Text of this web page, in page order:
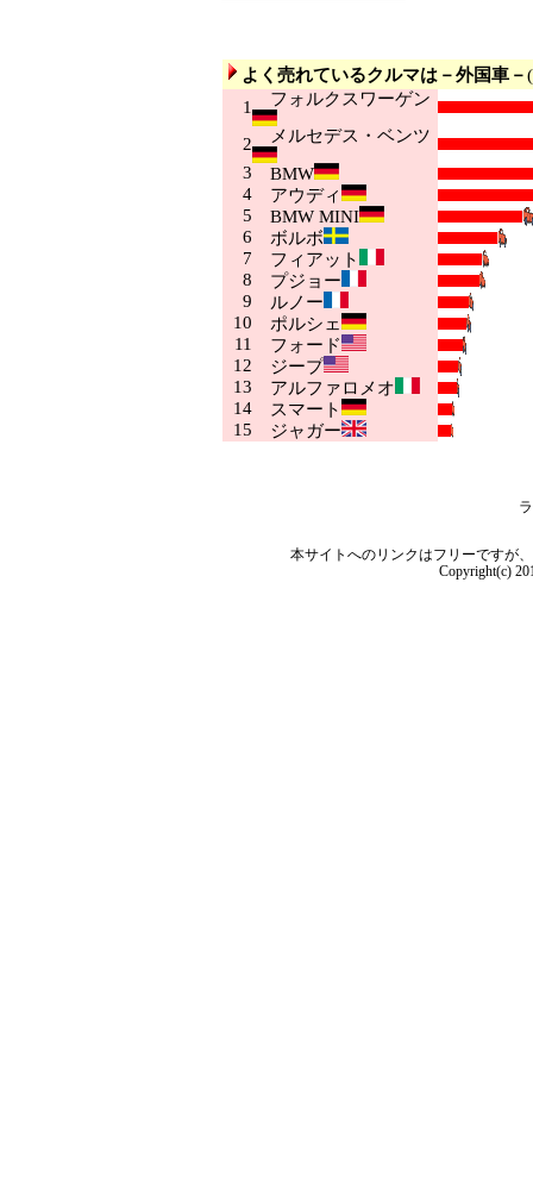
よく売れているクルマは－外国車－
1
フォルクスワーゲン
2 メルセデス・ベンツ
3 BMW
4 アウディ
5 BMW MINI
6 ボルボ
7 フィアット
8 プジョー
9 ルノー
10 ポルシェ
11
フォード
12 ジープ
13 アルファロメオ
14 スマート
15 ジャガー
本サイトへのリンクはフリーですが
Copyright(c)